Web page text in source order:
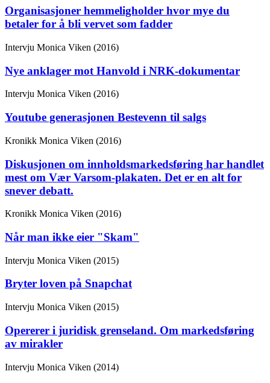
Organisasjoner hemmeligholder hvor mye du
betaler for å bli vervet som fadder
Intervju Monica Viken (2016)
Nye anklager mot Hanvold i NRK-dokumentar
Intervju Monica Viken (2016)
Youtube generasjonen Bestevenn til salgs
Kronikk Monica Viken (2016)
Diskusjonen om innholdsmarkedsføring har handlet
mest om Vær Varsom-plakaten. Det er en alt for
snever debatt.
Kronikk Monica Viken (2016)
Når man ikke eier "Skam"
Intervju Monica Viken (2015)
Bryter loven på Snapchat
Intervju Monica Viken (2015)
Opererer i juridisk grenseland. Om markedsføring
av mirakler
Intervju Monica Viken (2014)